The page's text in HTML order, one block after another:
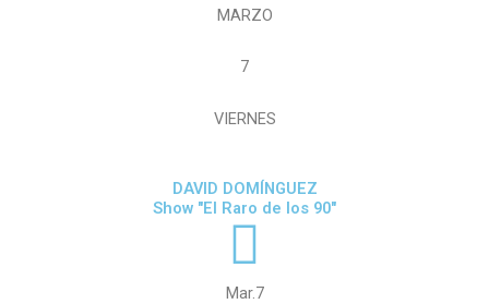
MARZO
7
VIERNES
DAVID DOMÍNGUEZ
Show "El Raro de los 90"
Mar.7